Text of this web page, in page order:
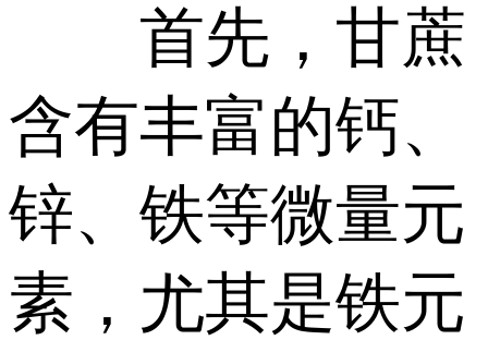
首先，甘蔗
含有丰富的钙、
锌、铁等微量元
素，尤其是铁元